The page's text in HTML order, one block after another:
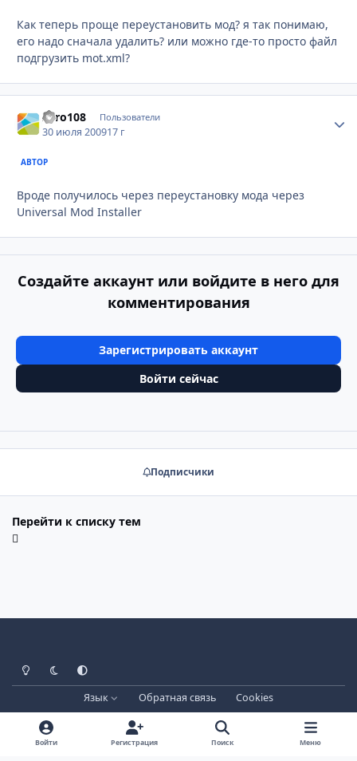
Как теперь проще переустановить мод? я так понимаю,
его надо сначала удалить? или можно где-то просто файл
подгрузить mot.xml?
Zero108 Пользователи
30 июля 200917 г
АВТОР
Вроде получилось через переустановку мода через
Universal Mod Installer
Создайте аккаунт или войдите в него для
комментирования
Зарегистрировать аккаунт
Войти сейчас
Подписчики
Перейти к списку тем
Светлый режим
Тёмный режим
Системные настройки
Язык Обратная связь
Cookies
Лицензия зарегистрирована на IPBSkins.ru
Powered by
Invision Community
Войти Регистрация Поиск Меню